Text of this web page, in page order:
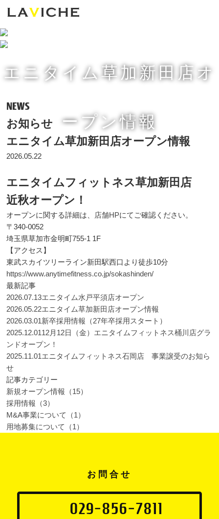
エニタイム草加新田店オ
ープン情報
NEWS
お知らせ
エニタイム草加新田店オープン情報
2026.05.22
エニタイムフィットネス草加新田店
近秋オープン！
オープンに関する詳細は、 店舗HPにてご確認ください。
〒340-0052
埼玉県草加市金明町755-1 1F
【アクセス】
東武スカイツリーライン新田駅西口より徒歩10分
https://www.anytimefitness.co.jp/sokashinden/
最新記事
2026.07.13エニタイム水戸平須店オープン
2026.05.22エニタイム草加新田店オープン情報
2026.03.01新卒採用情報（27年卒採用スタート）
2025.12.0112月12日（金）エニタイムフィットネス桶川店グラ
ンドオープン！
2025.11.01エニタイムフィットネス石岡店 事業譲受のお知ら
せ
記事カテゴリー
新規オープン情報（15）
採用情報（3）
M&A事業について（1）
用地募集について（1）
お問合せ
029-856-7811